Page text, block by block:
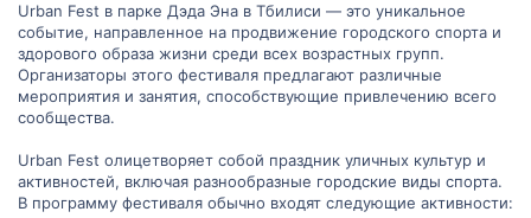
Urban Fest в парке Дэда Эна в Тбилиси — это уникальное
событие, направленное на продвижение городского спорта и
здорового образа жизни среди всех возрастных групп.
Организаторы этого фестиваля предлагают различные
мероприятия и занятия, способствующие привлечению всего
сообщества.
Urban Fest олицетворяет собой праздник уличных культур и
активностей, включая разнообразные городские виды спорта.
В программу фестиваля обычно входят следующие активности: